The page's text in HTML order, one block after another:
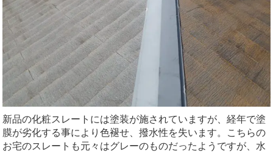
新品の化粧スレートには塗装が施されていますが、経年で塗
膜が劣化する事により色褪せ、撥水性を失います。こちらの
お宅のスレートも元々はグレーのものだったようですが、水